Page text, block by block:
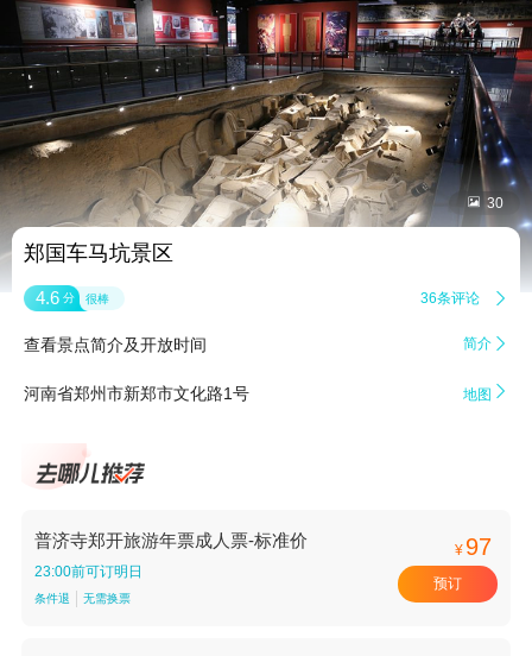
 30
郑国车马坑景区
4.6 分 很棒 36条评论 
查看景点简介及开放时间 简介 
河南省郑州市新郑市文化路1号 地图 
普济寺郑开旅游年票成人票-标准价
23:00前可订明日
条件退 无需换票
¥ 97
预订
